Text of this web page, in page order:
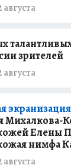
августа
зрителей
августа
Михалкова-
Елены
нимфа
августа